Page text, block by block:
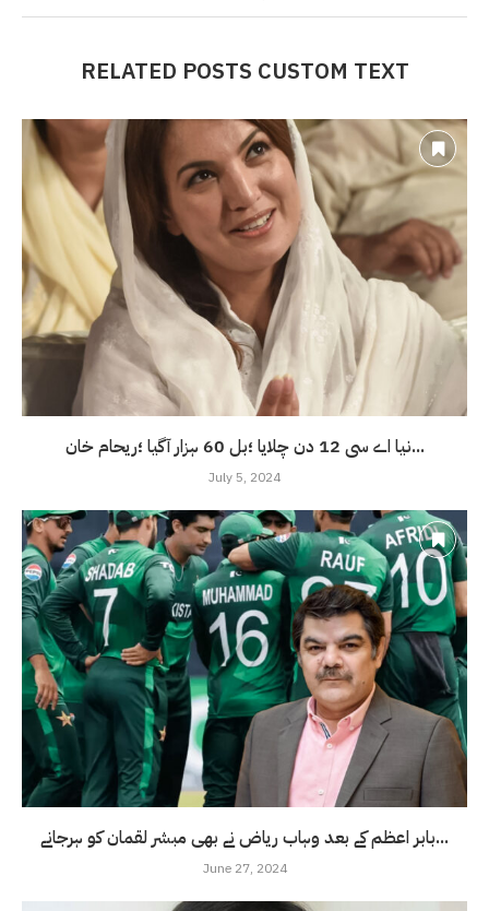
RELATED POSTS CUSTOM TEXT
نیا اے سی 12 دن چلایا ؛بل 60 ہزار آگیا ؛ریحام خان...
July 5, 2024
بابر اعظم کے بعد وہاب ریاض نے بھی مبشر لقمان کو ہرجانے...
June 27, 2024